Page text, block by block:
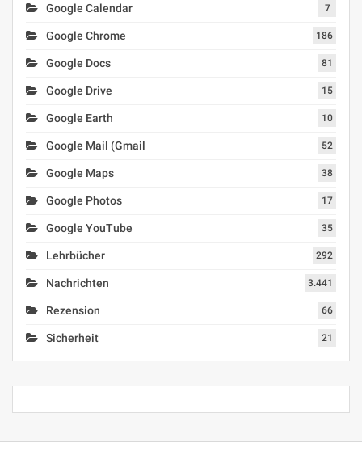
Google Calendar 7
Google Chrome 186
Google Docs 81
Google Drive 15
Google Earth 10
Google Mail (Gmail 52
Google Maps 38
Google Photos 17
Google YouTube 35
Lehrbücher 292
Nachrichten 3.441
Rezension 66
Sicherheit 21